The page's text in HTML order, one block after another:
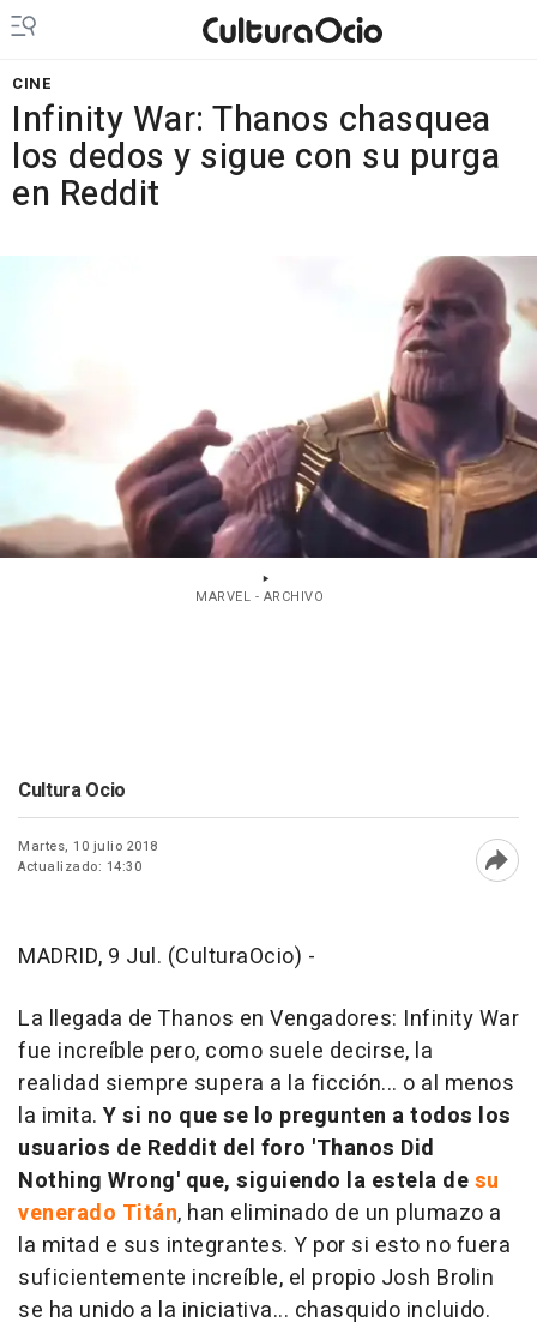
CINE
Infinity War: Thanos chasquea
los dedos y sigue con su purga
en Reddit
MARVEL - ARCHIVO
Cultura Ocio
Martes, 10 julio 2018
Actualizado: 14:30
MADRID, 9 Jul. (CulturaOcio) -
La llegada de Thanos en Vengadores: Infinity War
fue increíble pero, como suele decirse, la
realidad siempre supera a la ficción... o al menos
la imita. Y si no que se lo pregunten a todos los
usuarios de Reddit del foro 'Thanos Did
Nothing Wrong' que, siguiendo la estela desu
venerado Titán, han eliminado de un plumazo a
la mitad e sus integrantes. Y por si esto no fuera
suficientemente increíble, el propio Josh Brolin
se ha unido a la iniciativa... chasquido incluido.